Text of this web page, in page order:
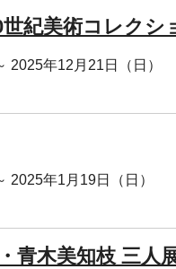
紀美術コレクシ
2025年12月21日（日）
2025年1月19日（日）
青木美知枝 三人